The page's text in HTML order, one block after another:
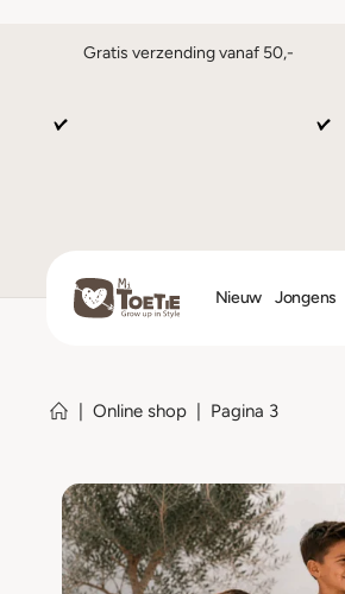
Gratis verzending vanaf 50,-
Nieuw Jongens
Online shop Pagina 3